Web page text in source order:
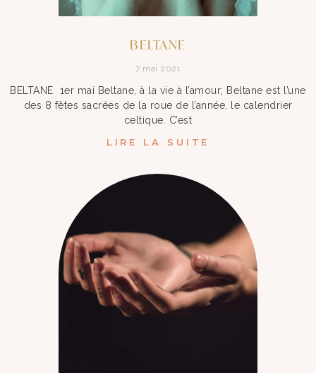
BELTANE
7 mai 2021
BELTANE 1er mai Beltane, à la vie à l’amour; Beltane est l’une
des 8 fêtes sacrées de la roue de l’année, le calendrier
celtique. C’est
LIRE LA SUITE